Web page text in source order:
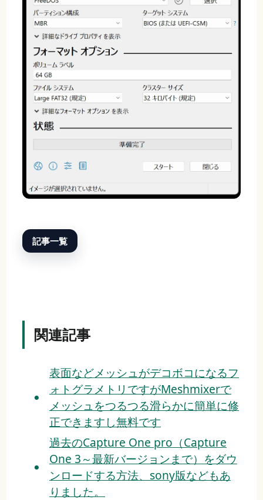
記事一覧
関連記事
表面などメッシュがデコボコになるフ
ォトグラメトリですがMeshmixerで
メッシュをつるつる滑らかに簡単に修
正できますし無料です
過去のCapture One pro（Capture
One 3～最新バージョンまで）をダウ
ンロードする方法、sony版などもあ
りました。